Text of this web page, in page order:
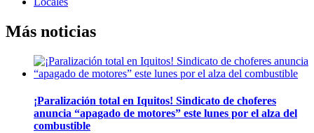
Más noticias
¡Paralización total en Iquitos! Sindicato de choferes
anuncia “apagado de motores” este lunes por el alza del
combustible